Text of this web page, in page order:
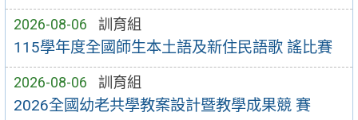
2026-08-06 訓育組
115學年度全國師生本土語及新住民語歌 謠比賽
2026-08-06 訓育組
2026全國幼老共學教案設計暨教學成果競 賽